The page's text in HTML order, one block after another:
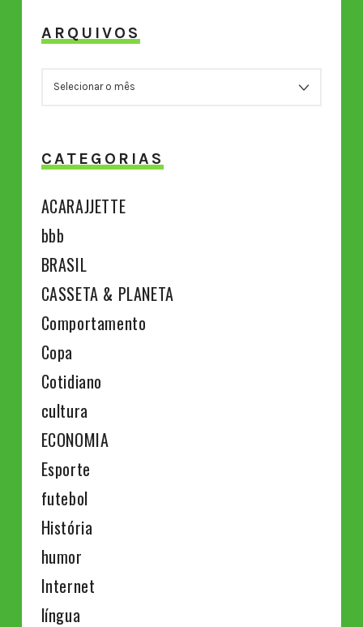
ARQUIVOS
CATEGORIAS
ACARAJJETTE
bbb
BRASIL
CASSETA & PLANETA
Comportamento
Copa
Cotidiano
cultura
ECONOMIA
Esporte
futebol
História
humor
Internet
língua